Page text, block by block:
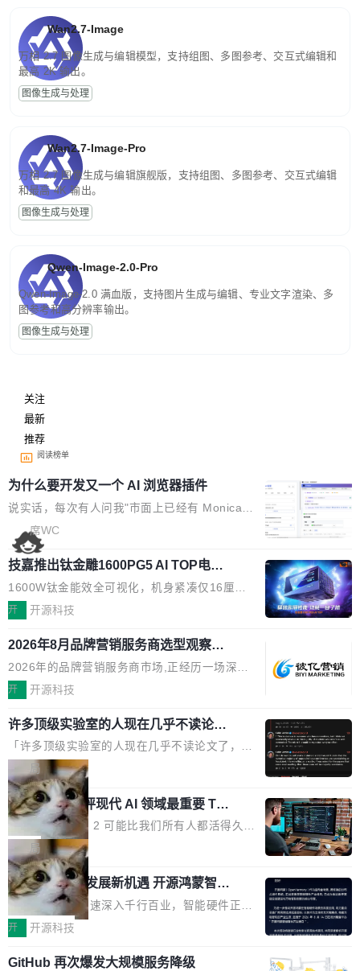
Wan2.7-Image
万相 2.7 图像生成与编辑模型，支持组图、多图参考、交互式编辑和
最高 2K 输出。
图像生成与处理
Wan2.7-Image-Pro
万相 2.7 图像生成与编辑旗舰版，支持组图、多图参考、交互式编辑
和最高 4K 输出。
图像生成与处理
Qwen-Image-2.0-Pro
Qwen-Image-2.0 满血版，支持图片生成与编辑、专业文字渲染、多
图参考和高分辨率输出。
图像生成与处理
关注
最新
推荐
阅读榜单
为什么要开发又一个 AI 浏览器插件
说实话，每次有人问我"市面上已经有 Monica、
Sider、Copilot for Chrome 这些 AI 浏览器插件
了，你为什么还要再做一个"，我都觉得这个问题
问得好。 因为我自己也是从用户变成开发者的。
现有产品的天花板 我用过不少 AI 浏览器插件。
刚开始觉得都挺好——选中一段文字，弹出解
要。但用久了你会发现，它们本质上都是同一类
东西：一个带网页上下文的聊天框。 它们能读取
页面的文本，然后把文本丢给大模型，再返回一
段回答。仅此而已。 这当然有用，但总觉得差点
意思。比如我在一个后台管理系统里，需要填50
个表单字段，每个字段还有联动逻辑；比如我
想...
席WC
技嘉推出钛金雕1600PG5 AI TOP电
源：为发烧级主机与本地AI算力打造旗
舰供电方案
1600W钛金能效全可视化，机身紧凑仅16厘米
继2026台北电脑展首度亮相后，技嘉科技近日正
电源专为发烧级DIY主机与本地AI算力平台打
造，整机长度仅16厘米，提供1600W额定功率
与80PLUS钛金能效；支持ATX 3.1与PCIe 5.1
规范，结合服务器级元件、完善供电线材与内置
实时LCD监控屏，可充分满足当下高阶PC主机
的严苛使用需求。 澎湃功率，紧凑机身 钛金雕1
600PG5 AI TOP具备强悍输出功率，同时实现
机身尺寸大幅精简。整机长度仅16厘米，属于同
功率段机身尺寸十分紧凑的1600W电源产品。小
巧机身有效提升市面主流标准A...
开 开源科技
2026年8月品牌营销服务商选型观察：
从流量思维到品牌资产思维的范式转移
2026年的品牌营销服务商市场,正经历一场深刻
的价值重构。全球全案品牌代理机构市场从2025
复合增长率达5.44%,预计2032年将突破120亿美
元。数字广告与公共关系相关服务市场更是从20
25年的8463亿美元扩张至2026年的8763亿美
元。数字的背后是一个清晰的事实——品牌对专
业化营销服务的需求从未如此迫切。 但市场扩容
的同时,服务商的竞争逻辑正在改变。2026年Top
Agency年度合辑的观察指出,“产品”这个离消费
者最近的载体,在整个品牌营销层面的权重显著变
高了。全域营销服务商的竞争正在从规模转向深
度,案例厚度、全域覆盖、多线协同...
开 开源科技
许多顶级实验室的人现在几乎不读论文
了
「许多顶级实验室的人现在几乎不读论文了，而
且他们认为 ICLR/ICML/NeurIPS 充斥着大量过
度宣传和欺诈。」 OpenAI 研究员 Keller Jorda
n 这条推文引发了广泛讨论。他不是在说风凉
话，他是说出了一个圈内人尽皆知但很少公开捅
破的事实。 Jordan 随后补充了一句软化声明：
「我不认为这些会议上大部分论文都在过度宣传
或造假。问题是，作为读者，如果你筛选出那些
看起来最令人兴奋的论文，那它们大部分都是过
度宣传的。」 这才是真正的痛点。不是所有论文
都有问题，是最吸引眼球的那批论文最有问题。
他引用的帖子来自 Mathew Shen，一位 ICLR 2
局
xAI 前工程师评现代 AI 领域最重要 Top
3 开源项目
Flash Attention 2 可能比我们所有人都活得久。
这句话不是来自某个技术博客，而是出自 Hieu
Pham 的一条推文。Hieu Pham 是谁？他是 xAI
的早期工程师之一，在 Grok 训练基础设施团队
工作过。近日他在 X 上发了一条帖子，列出了他
认为现代 AI 领域最重要的三个开源项目。 第一
理由很具体。FA 系列不需要解释，但 FA2 是他
局
共商智能硬件发展新机遇 开源鸿蒙智能
硬件开发者日杭州站即将举行
随着万物智联加速深入千行百业，智能硬件正从
单点设备迈向智能化、网联化、协同化发展。作
鸿蒙通过统一技术底座和分布式能力，为不同类
开 开源科技
GitHub 再次爆发大规模服务降级